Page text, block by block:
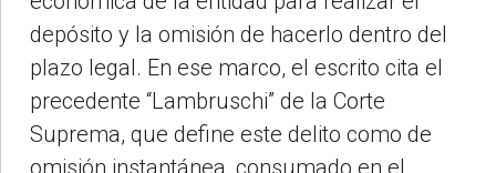
depósito y la omisión de hacerlo dentro del
plazo legal. En ese marco, el escrito cita el
precedente “Lambruschi” de la Corte
Suprema, que define este delito como de
omisión instantánea, consumado en el